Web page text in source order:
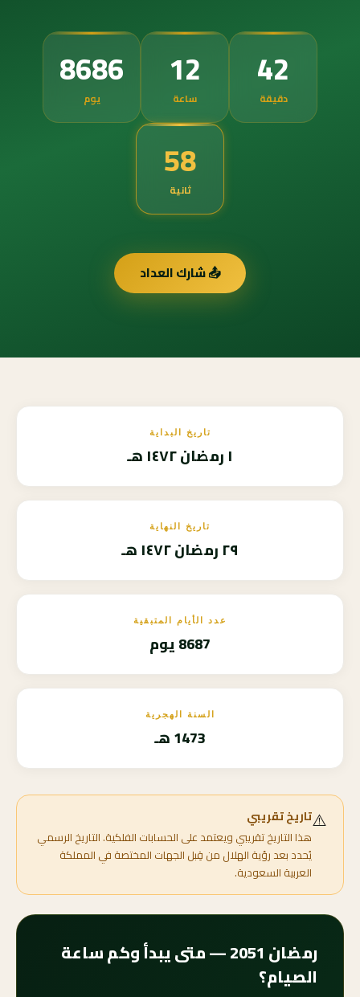
8686
يوم
12
ساعة
42
دقيقة
57
ثانية
📤 شارك العداد
تاريخ البداية
١ رمضان ١٤٧٢ هـ
تاريخ النهاية
٢٩ رمضان ١٤٧٢ هـ
عدد الأيام المتبقية
8687 يوم
السنة الهجرية
1473 هـ
⚠️تاريخ تقريبي
هذا التاريخ تقريبي ويعتمد على الحسابات الفلكية. التاريخ الرسمي
يُحدد بعد رؤية الهلال من قِبل الجهات المختصة في المملكة
العربية السعودية.
رمضان 2051 — متى يبدأ وكم ساعة
الصيام؟